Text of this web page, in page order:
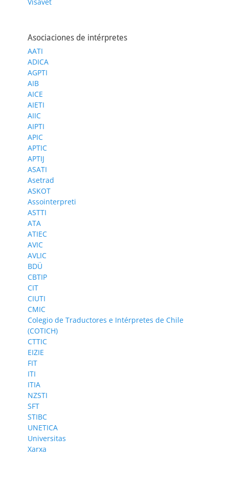
Asociaciones de intérpretes
AATI
ADICA
AGPTI
AIB
AICE
AIETI
AIIC
AIPTI
APIC
APTIC
APTIJ
ASATI
Asetrad
ASKOT
Assointerpreti
ASTTI
ATA
ATIEC
AVIC
AVLIC
BDÜ
CBTIP
CIT
CIUTI
CMIC
Colegio de Traductores e Intérpretes de Chile
(COTICH)
CTTIC
EIZIE
FIT
ITI
ITIA
NZSTI
SFT
STIBC
UNETICA
Universitas
Xarxa